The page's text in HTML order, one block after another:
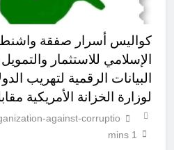
كواليس أسرار صفقة
الإسلامي للاستثمار
البيانات الرقمية لتهريب
لوزارة الخزانة الأمريكية
against-corruptio
1 mins